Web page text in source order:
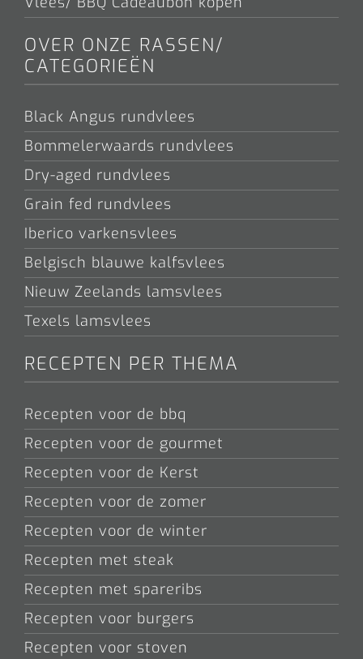
OVER ONZE RASSEN/
CATEGORIEËN
Black Angus rundvlees
Bommelerwaards rundvlees
Dry-aged rundvlees
Grain fed rundvlees
Iberico varkensvlees
Belgisch blauwe kalfsvlees
Nieuw Zeelands lamsvlees
Texels lamsvlees
RECEPTEN PER THEMA
Recepten voor de bbq
Recepten voor de gourmet
Recepten voor de Kerst
Recepten voor de zomer
Recepten voor de winter
Recepten met steak
Recepten met spareribs
Recepten voor burgers
Recepten voor stoven